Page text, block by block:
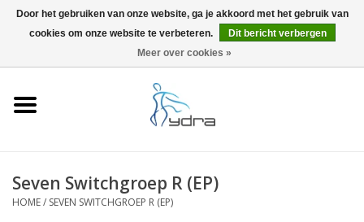
0 Artikelen - €0,00
Seven Switchgroep R (EP)
HOME/ SEVEN SWITCHGROEP R (EP)
Door het gebruiken van onze website, ga je akkoord met het gebruik van
cookies om onze website te verbeteren.
Dit bericht verbergen
Meer over cookies »